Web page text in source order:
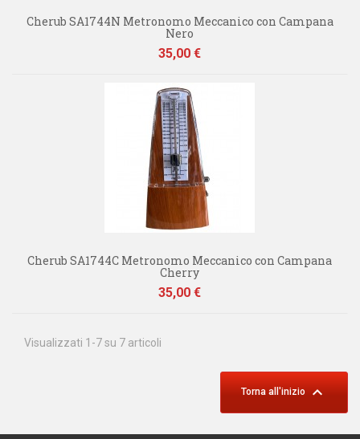
Cherub SA1744N Metronomo Meccanico con Campana
Nero
Prezzo
35,00 €
Cherub SA1744C Metronomo Meccanico con Campana
Cherry
Prezzo
35,00 €
Visualizzati 1-7 su 7 articoli
Torna all'inizio 